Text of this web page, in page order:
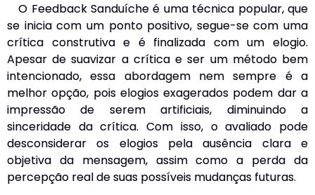
O Feedback Sanduíche é uma técnica popular, que
se inicia com um ponto positivo, segue-se com uma
crítica construtiva e é finalizada com um elogio.
Apesar de suavizar a crítica e ser um método bem
intencionado, essa abordagem nem sempre é a
melhor opção, pois elogios exagerados podem dar a
impressão de serem artificiais, diminuindo a
sinceridade da crítica. Com isso, o avaliado pode
desconsiderar os elogios pela ausência clara e
objetiva da mensagem, assim como a perda da
percepção real de suas possíveis mudanças futuras.